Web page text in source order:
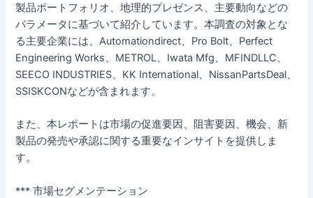
製品ポートフォリオ、地理的プレゼンス、主要動向などの
パラメータに基づいて紹介しています。本調査の対象とな
る主要企業には、Automationdirect、Pro Bolt、Perfect
Engineering Works、METROL、Iwata Mfg、MFINDLLC、
SEECO INDUSTRIES、KK International、NissanPartsDeal、
SSISKCONなどが含まれます。
また、本レポートは市場の促進要因、阻害要因、機会、新
製品の発売や承認に関する重要なインサイトを提供しま
す。
*** 市場セグメンテーション